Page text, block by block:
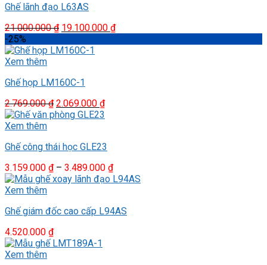
Ghế lãnh đạo L63AS
21.000.000₫ Giá
là:
19.100.000 ₫Giá
-25%
Xem thêm
Ghế họp LM160C-1
2.769.000₫ Giá
gốc
2.069.000 ₫Giá
2.069.000 ₫.
Xem thêm
Ghế công thái học GLE23
3.159.000 ₫ – 3.489.000 ₫Khoảng
giá:
đến
Xem thêm
Ghế giám đốc cao cấp L94AS
4.520.000 ₫
Xem thêm